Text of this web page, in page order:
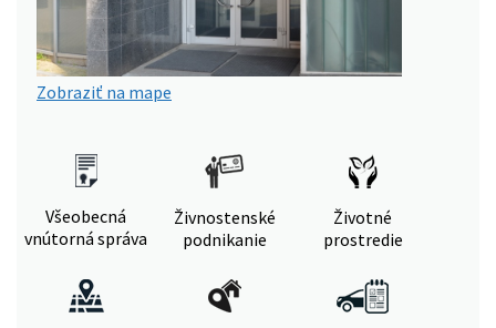
Zobraziť na mape
Všeobecná
vnútorná správa
Živnostenské
podnikanie
Životné
prostredie